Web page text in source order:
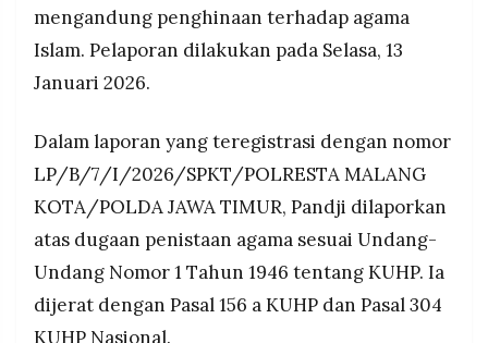
RESOLUSI
PRAMUDITA
mengandung penghinaan terhadap agama
Islam. Pelaporan dilakukan pada Selasa, 13
Januari 2026.
Dalam laporan yang teregistrasi dengan nomor
LP/B/7/I/2026/SPKT/POLRESTA MALANG
KOTA/POLDA JAWA TIMUR, Pandji dilaporkan
atas dugaan penistaan agama sesuai Undang-
Undang Nomor 1 Tahun 1946 tentang KUHP. Ia
dijerat dengan Pasal 156 a KUHP dan Pasal 304
KUHP Nasional.